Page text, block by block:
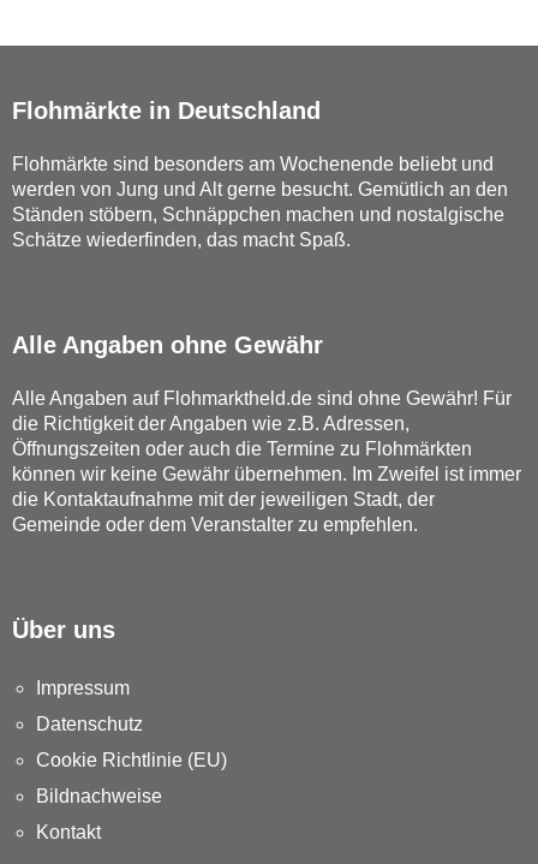
Flohmärkte in Deutschland
Flohmärkte sind besonders am Wochenende beliebt und
werden von Jung und Alt gerne besucht. Gemütlich an den
Ständen stöbern, Schnäppchen machen und nostalgische
Schätze wiederfinden, das macht Spaß.
Alle Angaben ohne Gewähr
Alle Angaben auf Flohmarktheld.de sind ohne Gewähr! Für
die Richtigkeit der Angaben wie z.B. Adressen,
Öffnungszeiten oder auch die Termine zu Flohmärkten
können wir keine Gewähr übernehmen. Im Zweifel ist immer
die Kontaktaufnahme mit der jeweiligen Stadt, der
Gemeinde oder dem Veranstalter zu empfehlen.
Über uns
Impressum
Datenschutz
Cookie Richtlinie (EU)
Bildnachweise
Kontakt